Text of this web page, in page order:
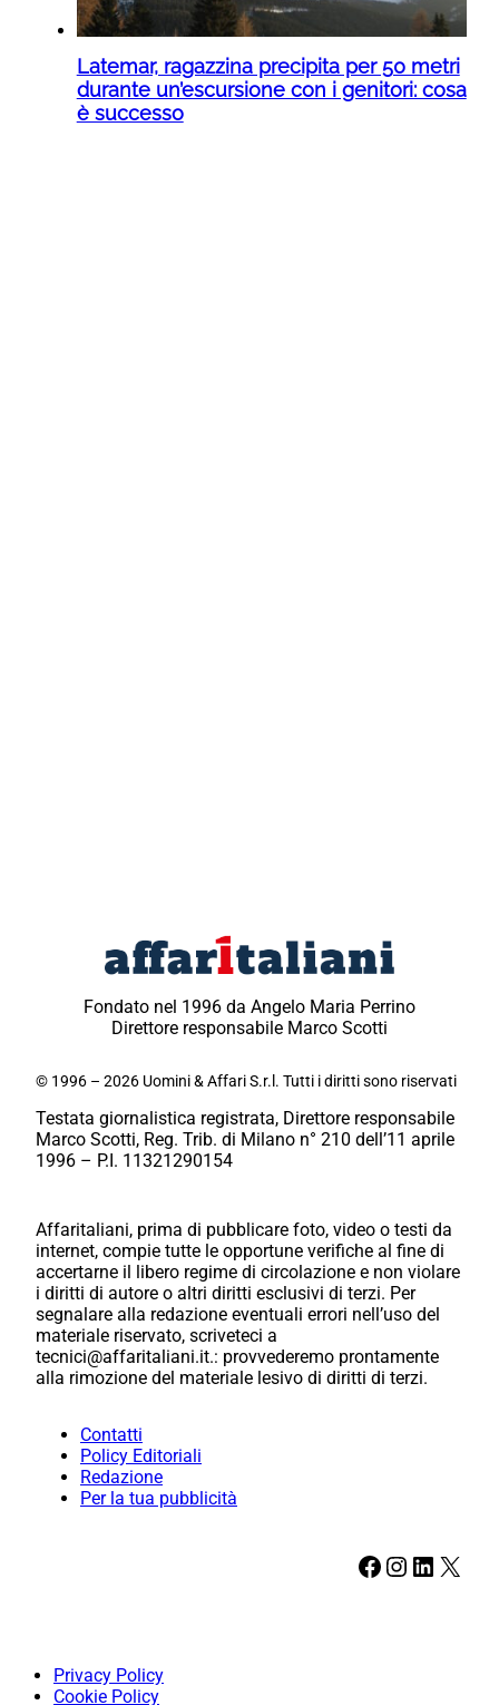
Latemar, ragazzina precipita per 50 metri
durante un’escursione con i genitori: cosa
è successo
Fondato nel 1996 da Angelo Maria Perrino
Direttore responsabile Marco Scotti
© 1996 – 2026 Uomini & Affari S.r.l. Tutti i diritti sono riservati
Testata giornalistica registrata, Direttore responsabile
Marco Scotti, Reg. Trib. di Milano n° 210 dell’11 aprile
1996 – P.I. 11321290154
Affaritaliani, prima di pubblicare foto, video o testi da
internet, compie tutte le opportune verifiche al fine di
accertarne il libero regime di circolazione e non violare
i diritti di autore o altri diritti esclusivi di terzi. Per
segnalare alla redazione eventuali errori nell’uso del
materiale riservato, scriveteci a
tecnici@affaritaliani.it.: provvederemo prontamente
alla rimozione del materiale lesivo di diritti di terzi.
Contatti
Policy Editoriali
Redazione
Per la tua pubblicità
Facebook Instagram LinkedIn X
Privacy Policy
Cookie Policy